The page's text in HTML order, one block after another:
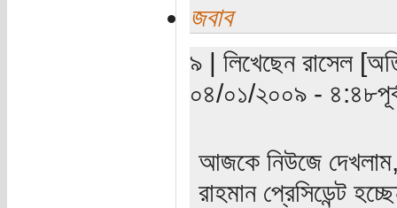
জবাব
৯ | লিখেছেন রাসেল
০৪/০১/২০০৯ -
আজকে নিউজে দেখলাম,
রাহমান প্রেসিডেন্ট